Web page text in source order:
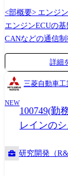
地区マリンサイ
経験・スキル・
【変更の範囲】会社の定める業務 キ
ェア設計部の中で
としてスキルア
希望されるか次
関連会社に出向
韓国と台湾への出張
御システム設計
て専門性を高め、部を横
用会社負担)など
導入・据付・ア
た際のフィード
じることが出来ま
為、他製品へチャレンジ
ランまで在籍し
品によりますが
様々な構成がご
築したい方には最適な環境です。 <②
・全体で約50名
プ(10名)、共通
当いただき、装
<部概要> エンジ
エンジンECUの
CANなどの通信制御を設
車開発プロジェ
求に基づきエン
い、車両/エンジ
トロールする制
設計(インターフ
全般 <使用ツ
詳細
三菱自動車工
NEW
100749(勤
レインの
研究開発（